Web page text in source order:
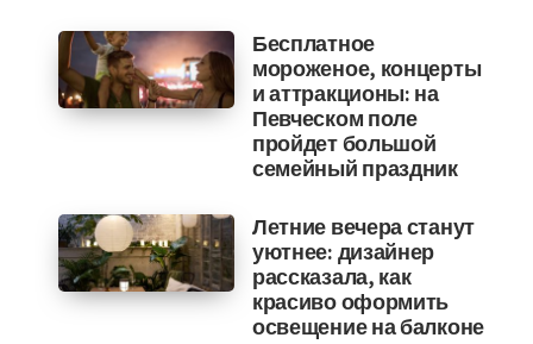
Бесплатное
мороженое, концерты
и аттракционы: на
Певческом поле
пройдет большой
семейный праздник
Летние вечера станут
уютнее: дизайнер
рассказала, как
красиво оформить
освещение на балконе